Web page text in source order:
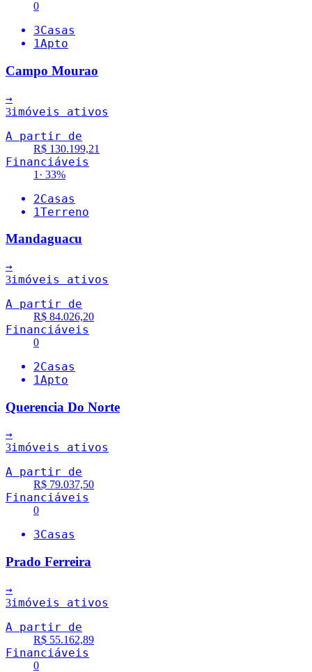
0
3Casas
1Apto
Campo Mourao
→
3imóveis ativos
A partir de
R$ 130.199,21
Financiáveis
1 · 33%
2Casas
1Terreno
Mandaguacu
→
3imóveis ativos
A partir de
R$ 84.026,20
Financiáveis
0
2Casas
1Apto
Querencia Do Norte
→
3imóveis ativos
A partir de
R$ 79.037,50
Financiáveis
0
3Casas
Prado Ferreira
→
3imóveis ativos
A partir de
R$ 55.162,89
Financiáveis
0